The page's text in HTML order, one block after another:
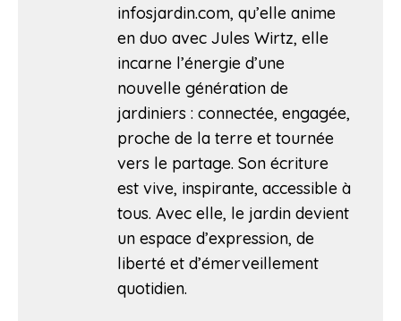
infosjardin.com, qu’elle anime
en duo avec Jules Wirtz, elle
incarne l’énergie d’une
nouvelle génération de
jardiniers : connectée, engagée,
proche de la terre et tournée
vers le partage. Son écriture
est vive, inspirante, accessible à
tous. Avec elle, le jardin devient
un espace d’expression, de
liberté et d’émerveillement
quotidien.